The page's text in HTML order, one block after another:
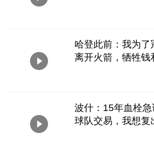
哈登此前：我为了
离开火箭，牺牲钱
波什：15年血栓急
球队交易，我想复